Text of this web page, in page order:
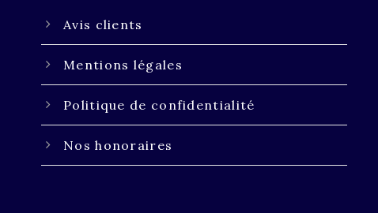
Avis clients
Mentions légales
Politique de confidentialité
Nos honoraires